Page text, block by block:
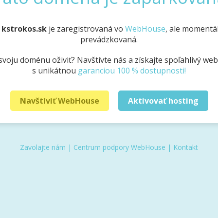
kstrokos.sk je zaregistrovaná vo WebHouse, ale
prevádzkovaná.
doménu oživiť? Navštívte nás a získajte spoľahlivý
s unikátnou garanciou 100 % dostupnosti!
Navštíviť WebHouse Aktivovať hosting
Zavolajte nám | Centrum podpory WebHouse | Kontakt